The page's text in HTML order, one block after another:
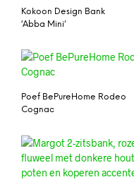
Kokoon Design Bank
‘Abba Mini’
Poef BePureHome Rodeo
Cognac